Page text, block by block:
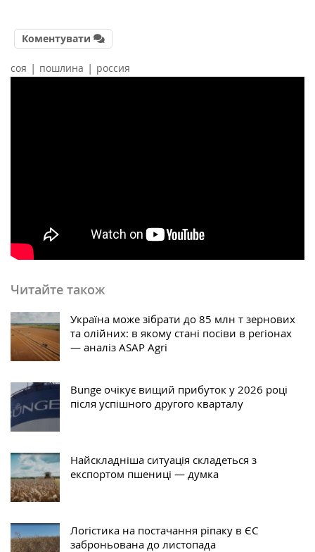
Коментувати
соя | пошлина | россия
Читайте також
Україна може зібрати до 85 млн т зернових
та олійних: в якому стані посіви в регіонах
— аналіз ASAP Agri
Bunge очікує вищий прибуток у 2026 році
після успішного другого кварталу
Найскладніша ситуація складеться з
експортом пшениці — думка
Логістика на постачання ріпаку в ЄС
заброньована до листопада